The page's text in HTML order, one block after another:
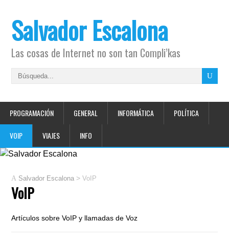
Salvador Escalona
Las cosas de Internet no son tan Compli’kas
PROGRAMACIÓN GENERAL INFORMÁTICA POLÍTICA
VOIP VIAJES INFO
Salvador Escalona >VoIP
VoIP
Artículos sobre VoIP y llamadas de Voz